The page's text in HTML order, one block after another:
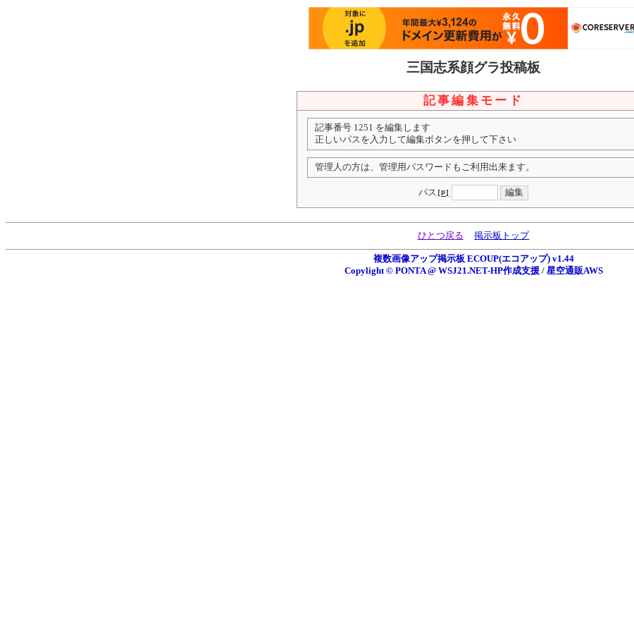
三国志系顔グラ投稿板
記事編集モード
記事番号 1251 を編集します
正しいパスを入力して編集ボタンを押して下さい
管理人の方は、管理用パスワードもご利用出来ます。
パス [P]
ひとつ戻る 掲示板トップ
複数画像アップ掲示板 ECOUP(エコアップ) v1.44
Copylight © PONTA @ WSJ21.NET-HP作成支援/ 星空通販AWS